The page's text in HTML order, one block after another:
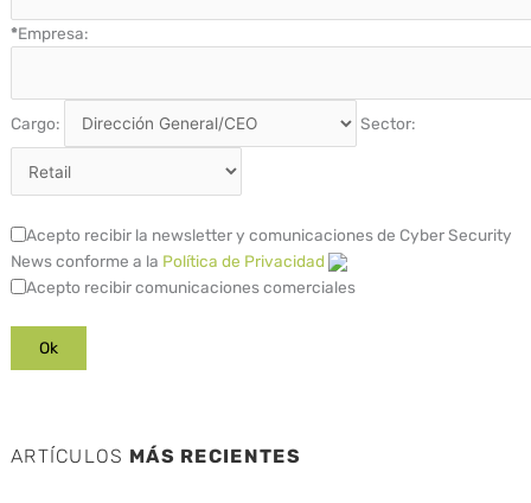
*Empresa:
Cargo: Sector:
Acepto recibir la newsletter y comunicaciones de Cyber Security
News conforme a la Política de Privacidad
Acepto recibir comunicaciones comerciales
ARTÍCULOS MÁS RECIENTES